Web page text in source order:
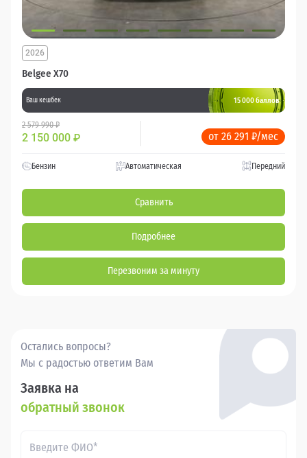
Belgee X70
2026
Ваш кешбек 15 000 баллов
2 579 990 ₽
2 150 000 ₽ от 26 291 ₽/мес
Бензин Автоматическая Передний
Сравнить
Подробнее
Перезвоним за минуту
Остались вопросы?
Мы с радостью ответим Вам
Заявка на
обратный звонок